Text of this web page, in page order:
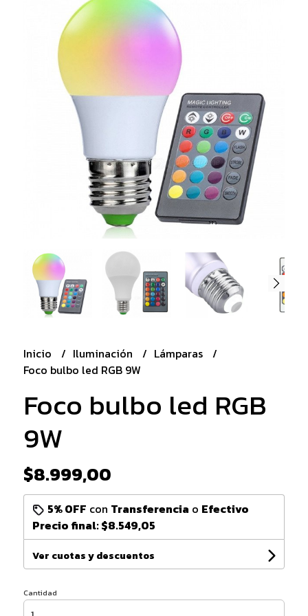
Inicio Iluminación
Lámparas
Foco bulbo led RGB 9W
Foco bulbo led RGB
9W
$8.999,00
5% OFF con Transferencia o Efectivo
Precio final:$8.549,05
Ver cuotas y descuentos
Cantidad